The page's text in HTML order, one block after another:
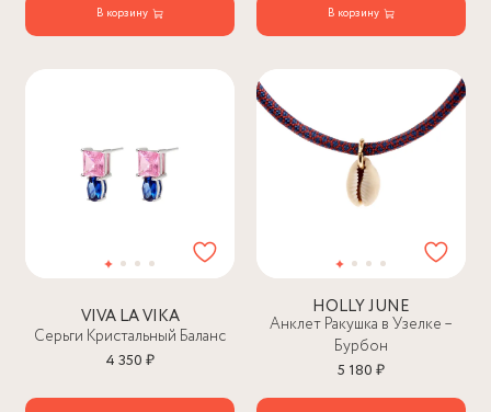
В корзину В корзину
VIVA LA VIKA
Серьги Кристальный Баланс
4 350 ₽
HOLLY JUNE
Анклет Ракушка в Узелке –
Бурбон
5 180 ₽